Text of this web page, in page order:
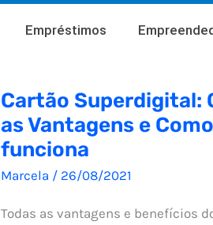
Empréstimos
Cartão Superdigital:
as Vantagens e Como
funciona
Marcela / 26/08/2021
Todas as vantagens e benefícios